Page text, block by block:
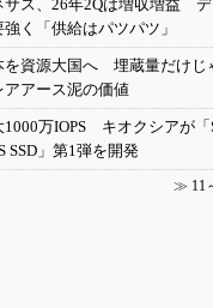
サス、26年2Qは増収増益
強く「供給はパツパツ」
を資源大国へ 埋蔵量だけじ
アアース泥の価値
1000万IOPS キオクシアが「
SSD」第1弾を開発
≫ 11